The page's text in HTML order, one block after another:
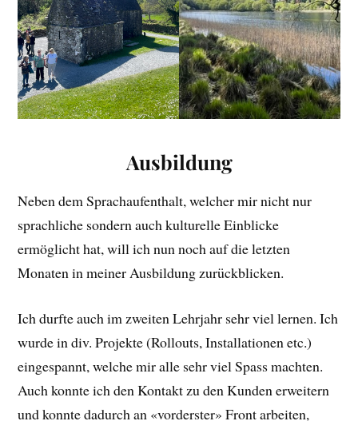
Ausbildung
Neben dem Sprachaufenthalt, welcher mir nicht nur
sprachliche sondern auch kulturelle Einblicke
ermöglicht hat, will ich nun noch auf die letzten
Monaten in meiner Ausbildung zurückblicken.
Ich durfte auch im zweiten Lehrjahr sehr viel lernen. Ich
wurde in div. Projekte (Rollouts, Installationen etc.)
eingespannt, welche mir alle sehr viel Spass machten.
Auch konnte ich den Kontakt zu den Kunden erweitern
und konnte dadurch an «vorderster» Front arbeiten,